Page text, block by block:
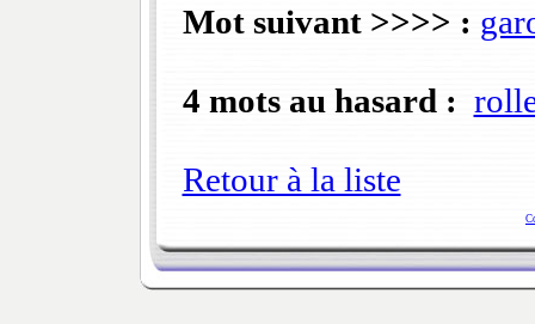
Mot suivant >>>> :
4 mots au hasard :
Retour à la liste